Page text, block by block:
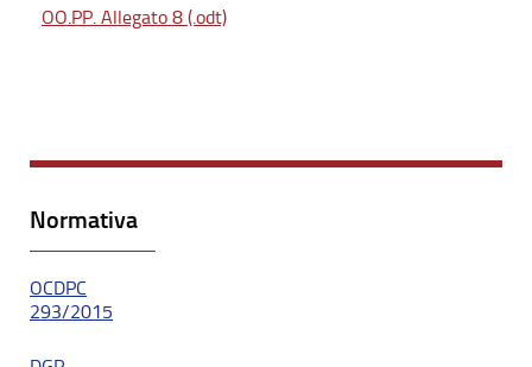
OO.PP. Allegato 8 (.odt)
Normativa
OCDPC
293/2015